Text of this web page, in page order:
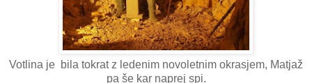
Votlina je bila tokrat z ledenim novoletnim okrasjem, Matjaž
pa še kar naprej spi.